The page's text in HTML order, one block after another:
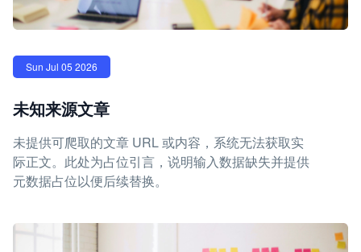
Sun Jul 05 2026
未知来源文章
未提供可爬取的文章 URL 或内容，系统无法获取实
际正文。此处为占位引言，说明输入数据缺失并提供
元数据占位以便后续替换。